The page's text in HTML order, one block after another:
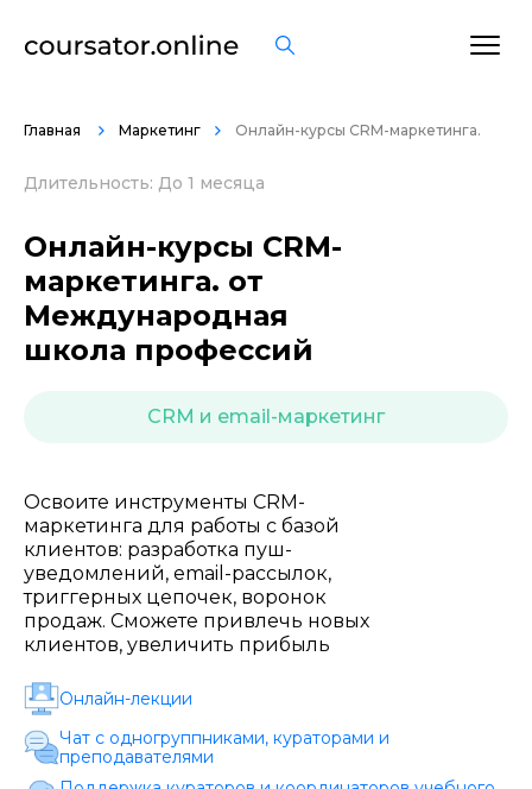
Главная Маркетинг Онлайн-курсы CRM-маркетинга.
Длительность: До 1 месяца
Онлайн-курсы CRM-
маркетинга. от
Международная
школа профессий
CRM и email-маркетинг
Освоите инструменты CRM-
маркетинга для работы с базой
клиентов: разработка пуш-
уведомлений, email-рассылок,
триггерных цепочек, воронок
продаж. Сможете привлечь новых
клиентов, увеличить прибыль
Онлайн-лекции
Чат с одногруппниками, кураторами и
преподавателями
Стоимость *
Подача материала *
Программа обучения *